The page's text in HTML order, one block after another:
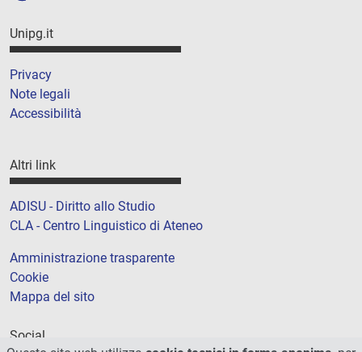
Unipg.it
Privacy
Note legali
Accessibilità
Altri link
ADISU - Diritto allo Studio
CLA - Centro Linguistico di Ateneo
Amministrazione trasparente
Cookie
Mappa del sito
Social